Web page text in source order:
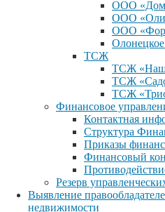
ООО
ООО
ООО
ТСЖ
ТСЖ «Наш
ТСЖ
ТСЖ
Финансовое
Контактная
Структура
Приказы
Финансовый
Резерв
Выявление
недвижимости